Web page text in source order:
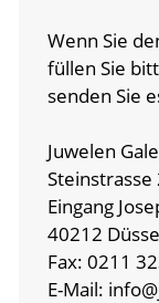
Wenn Sie
füllen Sie
senden Sie
Juwelen
Steinstrasse
Eingang
40212
Fax: 0211
E-Mail: